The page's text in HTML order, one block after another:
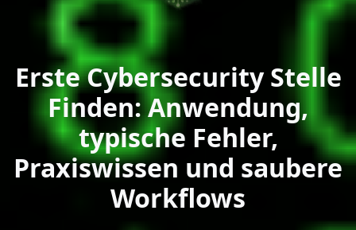
Erste Cybersecurity Stelle
Finden: Anwendung,
typische Fehler,
Praxiswissen und saubere
Workflows